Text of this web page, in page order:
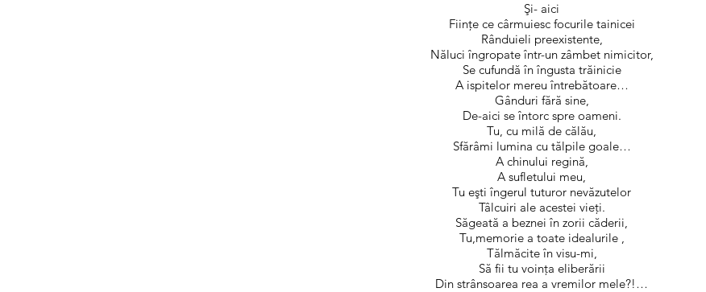
Şi- aici
Fiinţe ce cârmuiesc focurile tainicei
Rânduieli preexistente,
Năluci îngropate într-un zâmbet nimicitor,
Se cufundă în îngusta trăinicie
A ispitelor mereu întrebătoare…
Gânduri fără sine,
De-aici se întorc spre oameni.
Tu, cu milă de călău,
Sfărâmi lumina cu tălpile goale…
A chinului regină,
A sufletului meu,
Tu eşti îngerul tuturor nevăzutelor
Tâlcuiri ale acestei vieţi.
Săgeată a beznei în zorii căderii,
Tu,memorie a toate idealurile ,
Tălmăcite în visu-mi,
Să fii tu voinţa eliberării
Din strânsoarea rea a vremilor mele?!…